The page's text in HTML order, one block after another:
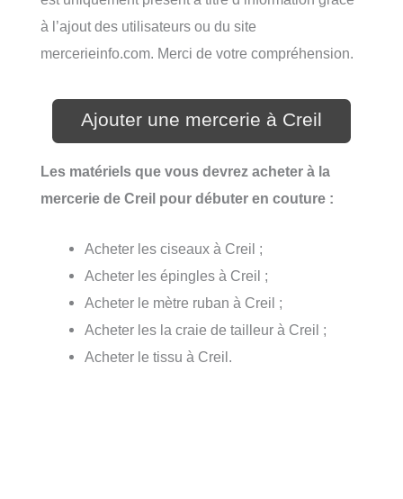
à l’ajout des utilisateurs ou du site
mercerieinfo.com. Merci de votre compréhension.
Ajouter une mercerie à Creil
Les matériels que vous devrez acheter à la
mercerie de Creil pour débuter en couture :
Acheter les ciseaux à Creil ;
Acheter les épingles à Creil ;
Acheter le mètre ruban à Creil ;
Acheter les la craie de tailleur à Creil ;
Acheter le tissu à Creil.